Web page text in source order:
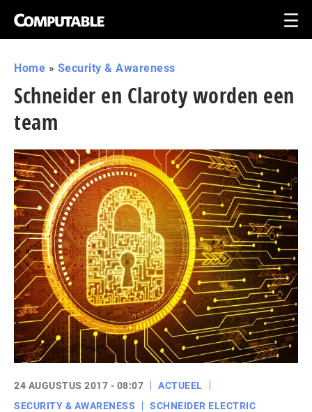
Home » Security & Awareness
Schneider en Claroty worden een
team
24 AUGUSTUS 2017 - 08:07
ACTUEEL
SECURITY & AWARENESS
SCHNEIDER ELECTRIC